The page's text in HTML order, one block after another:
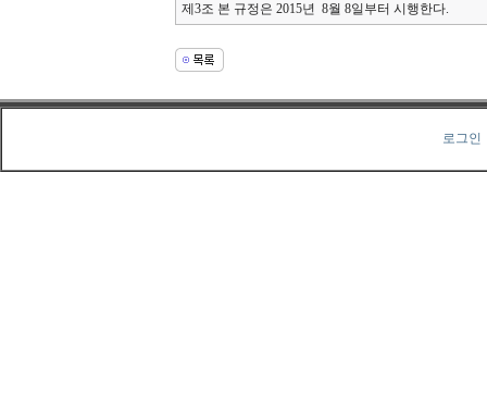
제3조 본 규정은 2015년 8월 8일부터 시행한다.
로그인